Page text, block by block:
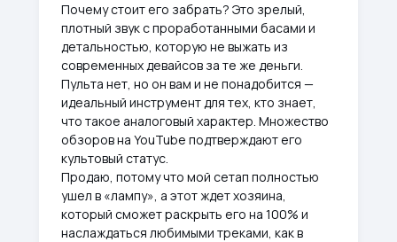
Почему стоит его забрать? Это зрелый,
плотный звук с проработанными басами и
детальностью, которую не выжать из
современных девайсов за те же деньги.
Пульта нет, но он вам и не понадобится —
идеальный инструмент для тех, кто знает,
что такое аналоговый характер. Множество
обзоров на YouTube подтверждают его
культовый статус.
Продаю, потому что мой сетап полностью
ушел в «лампу», а этот ждет хозяина,
который сможет раскрыть его на 100% и
наслаждаться любимыми треками, как в